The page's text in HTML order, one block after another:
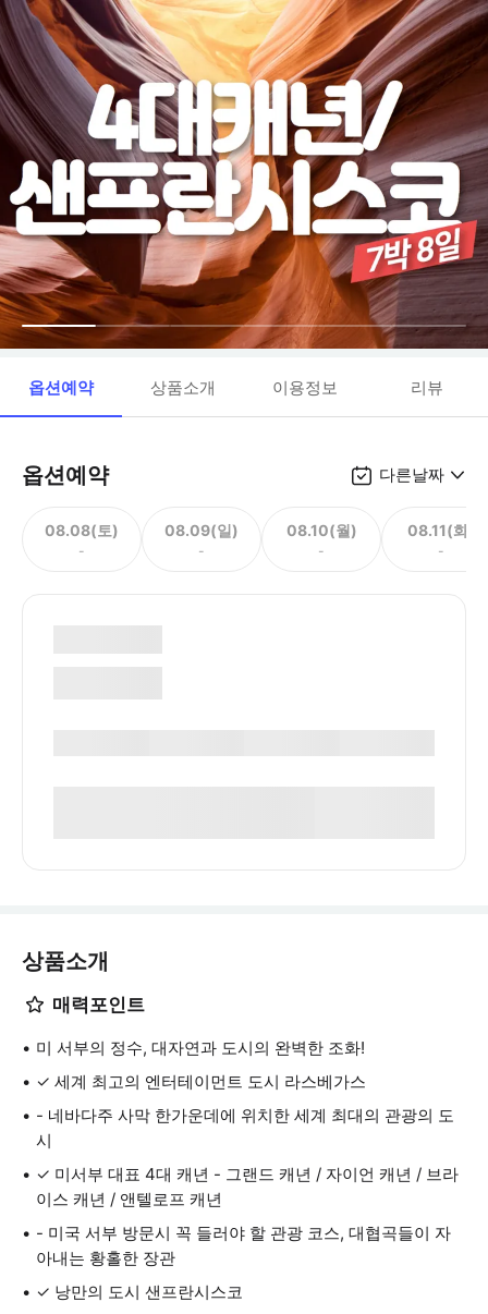
옵션예약 상품소개 이용정보 리뷰
옵션예약 다른날짜
08.08(토)
-
08.09(일)
-
08.10(월)
-
08.11(화)
-
상품소개
매력포인트
미 서부의 정수, 대자연과 도시의 완벽한 조화!
✓ 세계 최고의 엔터테이먼트 도시 라스베가스
- 네바다주 사막 한가운데에 위치한 세계 최대의 관광의 도
시
✓ 미서부 대표 4대 캐년 - 그랜드 캐년 / 자이언 캐년 / 브라
이스 캐년 / 앤텔로프 캐년
- 미국 서부 방문시 꼭 들러야 할 관광 코스, 대협곡들이 자
아내는 황홀한 장관
✓ 낭만의 도시 샌프란시스코